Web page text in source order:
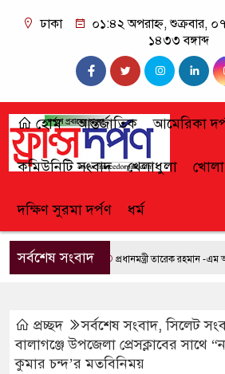
ঢাকা
০১:৪২ অপরাহ্ন, শুক্রবার,
১৪৩৩ বঙ্গাব্দ
হোম আন্তর্জাতিক আমেরিকা
কমিউনিটি সংবাদ খেলাধুলা
দক্ষিণ সুরমা দর্পণ ধর্ম
সর্বশেষ সংবাদপ্রধানমন্ত্রী তারেক রহমান -এম আলী
প্রচ্ছদ সর্বশেষ সংবাদ,সিলেট
বালাগঞ্জে উপজেলা প্রেসক্লাবের
কুমার চন্দ’র মতবিনিময়